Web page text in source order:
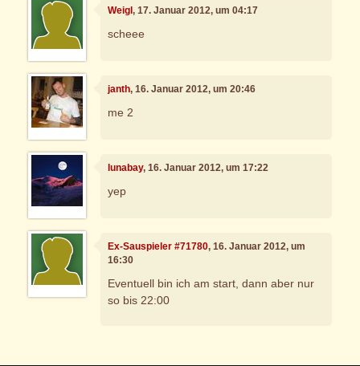
Weigl, 17. Januar 2012, um 04:17
scheee
janth, 16. Januar 2012, um 20:46
me 2
lunabay, 16. Januar 2012, um 17:22
yep
Ex-Sauspieler #71780, 16. Januar 2012, um
16:30
Eventuell bin ich am start, dann aber nur
so bis 22:00